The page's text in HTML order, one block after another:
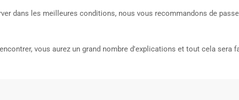
dans les meilleures conditions, nous vous recommandons de
vous aurez un grand nombre d'explications et tout cela sera